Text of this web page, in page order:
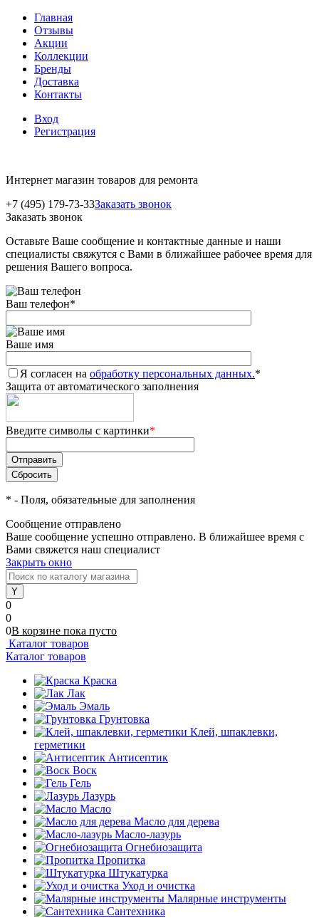
Главная
Отзывы
Акции
Коллекции
Бренды
Доставка
Контакты
Вход
Регистрация
Интернет магазин товаров для ремонта
+7 (495) 179-73-33Заказать звонок
Заказать звонок
Оставьте Ваше сообщение и контактные данные и наши
специалисты свяжутся с Вами в ближайшее рабочее время для
решения Вашего вопроса.
Ваш телефон*
Ваше имя
Я согласен на обработку персональных данных.*
Защита от автоматического заполнения
Введите символы с картинки*
* - Поля, обязательные для заполнения
Сообщение отправлено
Ваше сообщение успешно отправлено. В ближайшее время с
Вами свяжется наш специалист
Закрыть окно
0
0
0В корзине пока пусто
Каталог товаров
Каталог товаров
Краска
Лак
Эмаль
Грунтовка
Клей, шпаклевки,
герметики
Антисептик
Воск
Гель
Лазурь
Масло
Масло для дерева
Масло-лазурь
Огнебиозащита
Пропитка
Штукатурка
Уход и очистка
Малярные инструменты
Сантехника